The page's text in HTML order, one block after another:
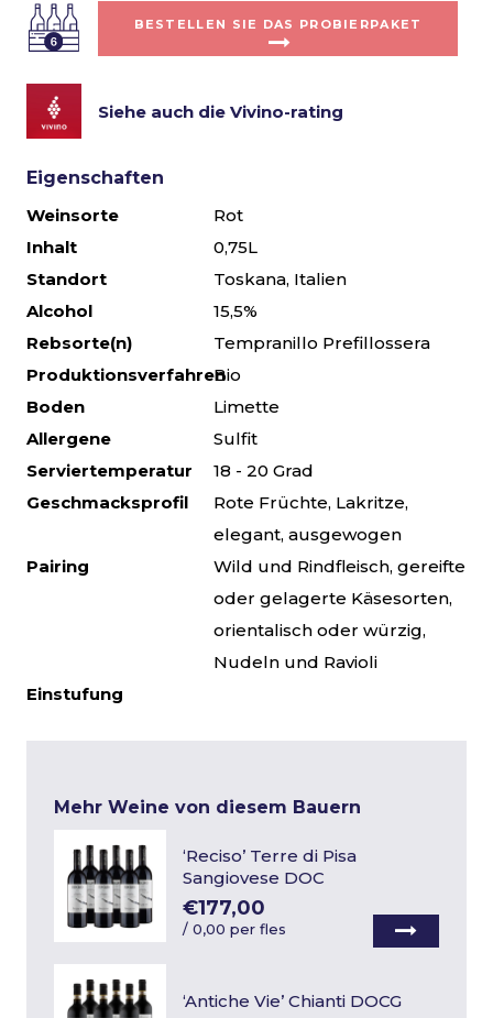
BESTELLEN SIE DAS PROBIERPAKET
Siehe auch die Vivino-rating
Eigenschaften
Weinsorte
Rot
Inhalt
0,75L
Standort
Toskana, Italien
Alcohol
15,5%
Rebsorte(n)
Tempranillo Prefillossera
ProduktionsverfahrenBio
Boden
Limette
Allergene
Sulfit
Serviertemperatur
18 - 20 Grad
Geschmacksprofil
Rote Früchte, Lakritze,
elegant, ausgewogen
Pairing
Wild und Rindfleisch, gereifte
oder gelagerte Käsesorten,
orientalisch oder würzig,
Nudeln und Ravioli
Einstufung
Mehr Weine von diesem Bauern
‘Reciso’ Terre di Pisa
Sangiovese DOC
€177,00
/0,00 per fles
‘Antiche Vie’ Chianti DOCG